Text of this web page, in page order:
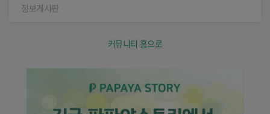
정보게시판
커뮤니티 홈으로